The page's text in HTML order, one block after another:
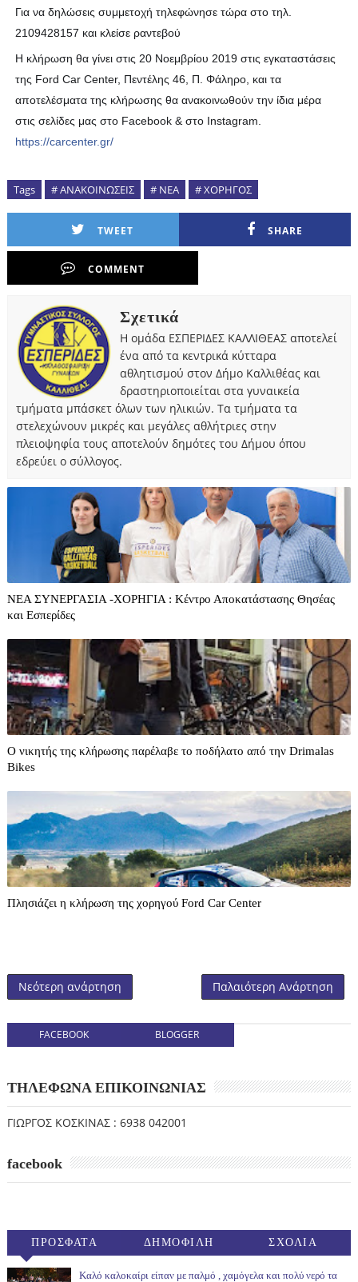
Για να δηλώσεις συμμετοχή τηλεφώνησε τώρα στο τηλ.
2109428157 και κλείσε ραντεβού
Η κλήρωση θα γίνει στις 20 Νοεμβρίου 2019 στις εγκαταστάσεις
της Ford Car Center, Πεντέλης 46, Π. Φάληρο, και τα
αποτελέσματα της κλήρωσης θα ανακοινωθούν την ίδια μέρα
στις σελίδες μας στο Facebook & στο Instagram.
https://carcenter.gr/
Tags # ΑΝΑΚΟΙΝΩΣΕΙΣ # ΝΕΑ # ΧΟΡΗΓΟΣ
TWEET SHARE
COMMENT
Σχετικά
Η ομάδα ΕΣΠΕΡΙΔΕΣ ΚΑΛΛΙΘΕΑΣ αποτελεί
ένα από τα κεντρικά κύτταρα
αθλητισμού στον Δήμο Καλλιθέας και
δραστηριοποιείται στα γυναικεία
τμήματα μπάσκετ όλων των ηλικιών. Τα τμήματα τα
στελεχώνουν μικρές και μεγάλες αθλήτριες στην
πλειοψηφία τους αποτελούν δημότες του Δήμου όπου
εδρεύει ο σύλλογος.
ΝΕΑ ΣΥΝΕΡΓΑΣΙΑ -ΧΟΡΗΓΙΑ : Κέντρο Αποκατάστασης Θησέας
και Εσπερίδες
O νικητής της κλήρωσης παρέλαβε το ποδήλατο από την Drimalas
Bikes
Πλησιάζει η κλήρωση της χορηγού Ford Car Center
Νεότερη ανάρτηση Παλαιότερη Ανάρτηση
FACEBOOK BLOGGER
ΤΗΛΕΦΩΝΑ ΕΠΙΚΟΙΝΩΝΙΑΣ
ΓΙΩΡΓΟΣ ΚΟΣΚΙΝΑΣ : 6938 042001
facebook
ΠΡΟΣΦΑΤΑ ΔΗΜΟΦΙΛΗ ΣΧΟΛΙΑ
Καλό καλοκαίρι είπαν με παλμό , χαμόγελα και πολύ νερό τα